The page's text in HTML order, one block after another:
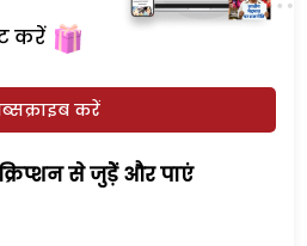
करें
करें
से जुड़ेें और पाएं